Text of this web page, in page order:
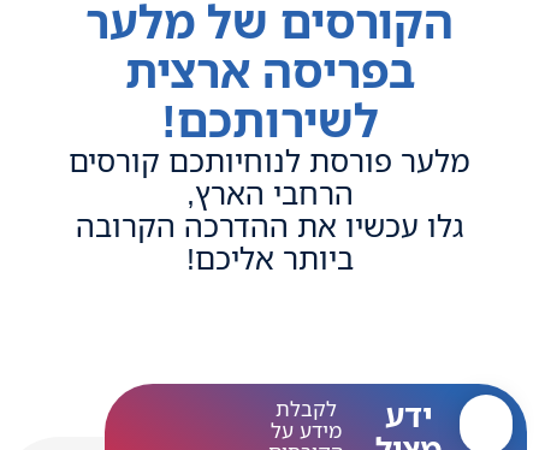
הקורסים של מלער
בפריסה ארצית
לשירותכם!
מלער פורסת לנוחיותכם קורסים
הרחבי הארץ,
גלו עכשיו את ההדרכה הקרובה
ביותר אליכם!
ידע לקבלת
מידע על